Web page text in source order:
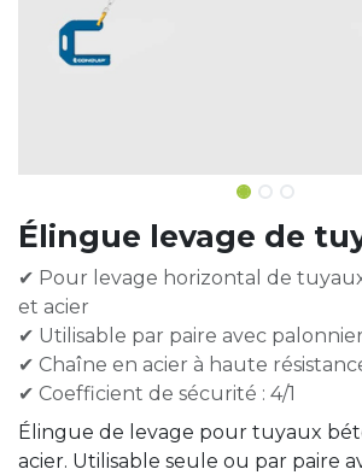
Élingue levage de
✔ Pour levage horizontal de
et acier
✔ Utilisable par paire avec palonnier
✔ Chaîne en acier à haute
✔ Coefficient de sécurité : 4/1
Élingue de levage pour tuyaux
acier. Utilisable seule ou par paire